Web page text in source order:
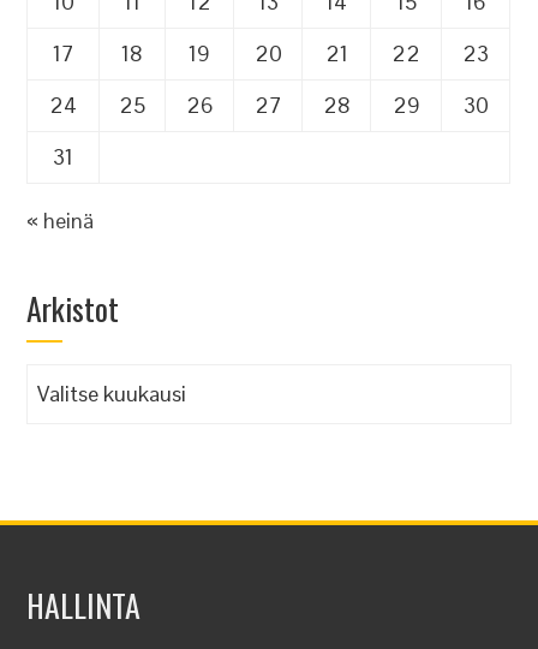
17
18 19 20 21 22
23
24
25 26 27 28 29
30
31
« heinä
Arkistot
Arkistot
HALLINTA